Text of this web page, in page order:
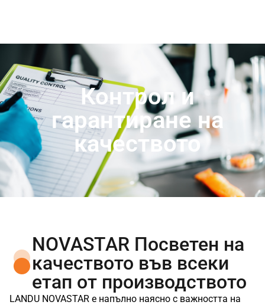
Контрол и
гарантиране на
качеството
NOVASTAR Посветен на
качеството във всеки
етап от производството
LANDU NOVASTAR е напълно наясно с важността на